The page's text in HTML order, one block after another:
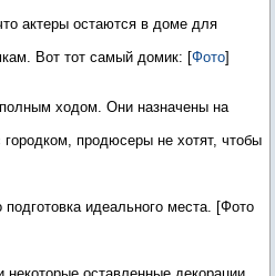
актеры остаются в доме для
Вот тот самый домик: [Фото]
ходом. Они назначены на
продюсеры не хотят, чтобы
идеального места. [Фото